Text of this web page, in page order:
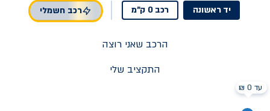
יד ראשונה רכב 0 ק"מ רכב חשמלי
הרכב שאני רוצה
התקציב שלי
עד 0 ₪